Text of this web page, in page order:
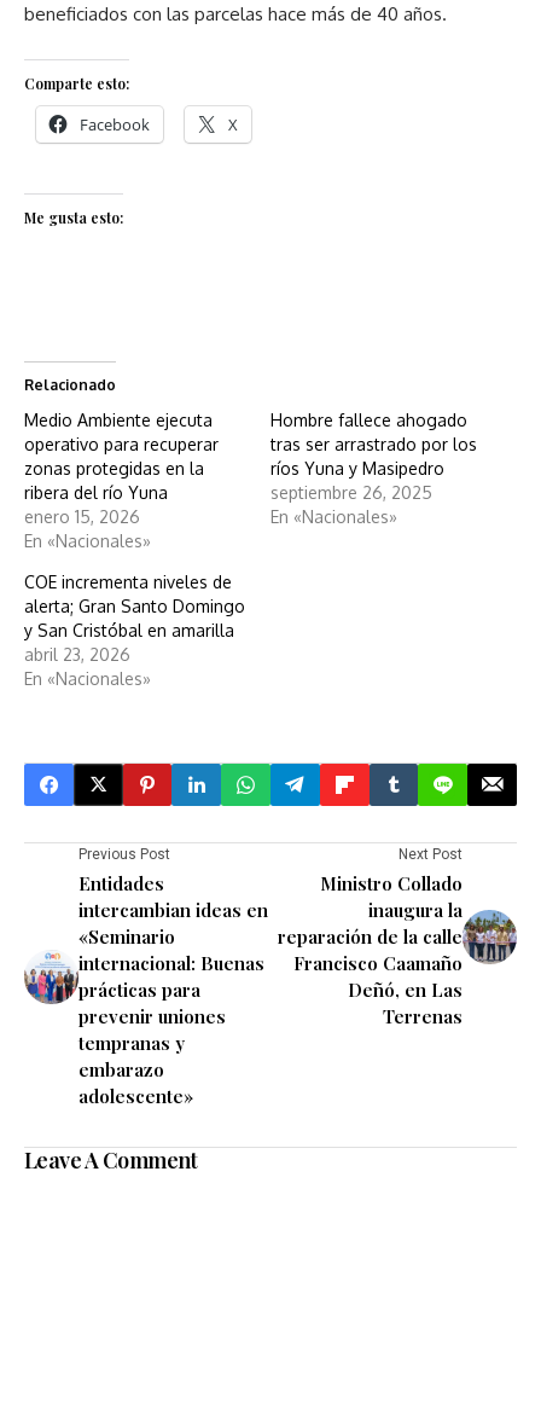
beneficiados con las parcelas hace más de 40 años.
Comparte esto:
Facebook X
Me gusta esto:
Relacionado
Medio Ambiente ejecuta
operativo para recuperar
zonas protegidas en la
ribera del río Yuna
enero 15, 2026
En «Nacionales»
Hombre fallece ahogado
tras ser arrastrado por los
ríos Yuna y Masipedro
septiembre 26, 2025
En «Nacionales»
COE incrementa niveles de
alerta; Gran Santo Domingo
y San Cristóbal en amarilla
abril 23, 2026
En «Nacionales»
Previous Post
Entidades
intercambian ideas en
«Seminario
internacional: Buenas
prácticas para
prevenir uniones
tempranas y
embarazo
adolescente»
Next Post
Ministro Collado
inaugura la
reparación de la calle
Francisco Caamaño
Deñó, en Las
Terrenas
Leave A Comment